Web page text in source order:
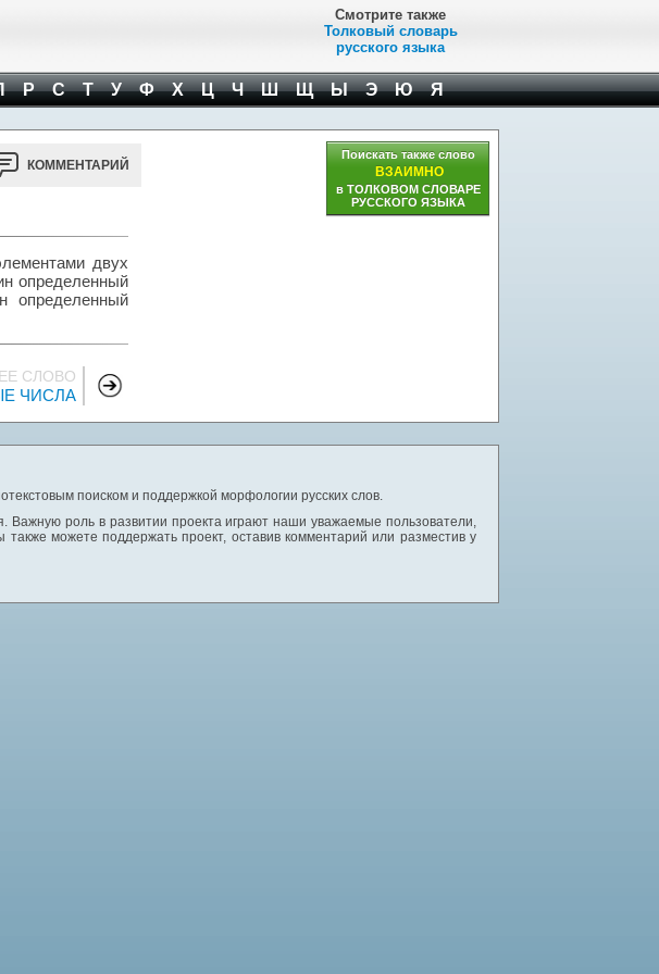
Смотрите также
Толковый словарь
русского языка
Р С Т У Ф Х Ц Ч Ш Щ Ы Э Ю Я
КОММЕНТАРИЙ
двух
определенный
определенный
СЛОВО
ЧИСЛА
Поискать также слово
ВЗАИМНО
в ТОЛКОВОМ СЛОВАРЕ
РУССКОГО ЯЗЫКА
поиском и поддержкой морфологии русских слов.
Важную роль в развитии проекта играют наши уважаемые пользователи,
можете поддержать проект, оставив комментарий или разместив у